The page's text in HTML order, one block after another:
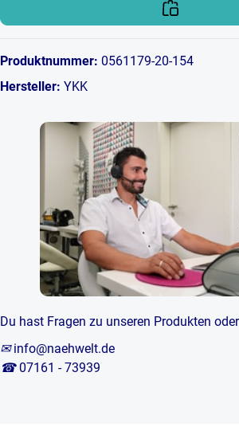
Produktnummer: 0561179-20-154
Hersteller: YKK
Du hast Fragen zu unseren Produkten
✉ info@naehwelt.de
☎ 07161 - 73939